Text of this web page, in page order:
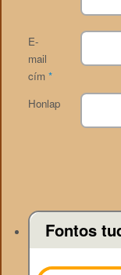
E-
mail
cím *
Honlap
Fontos